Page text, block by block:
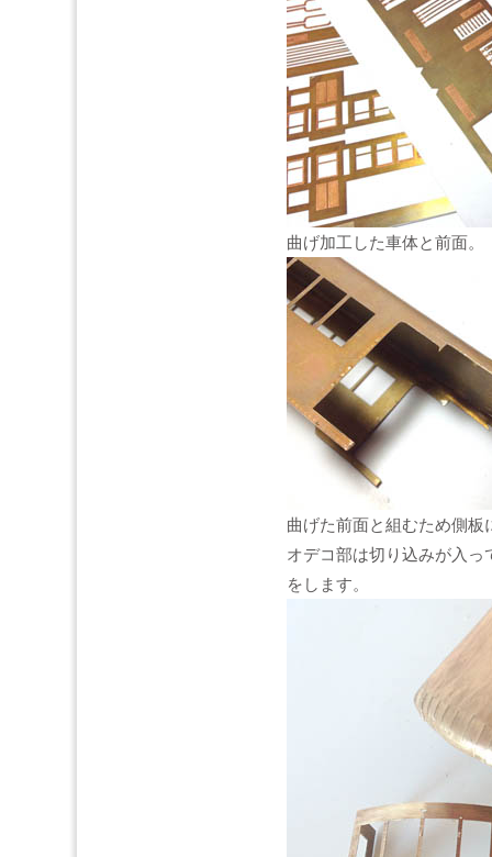
曲げ加工した車体と前面。
曲げた前面と組むため側板
オデコ部は切り込みが入
をします。